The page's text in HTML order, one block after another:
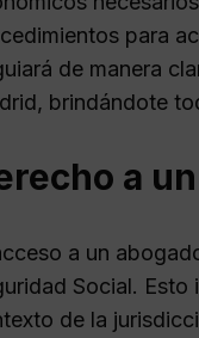
para
de manera
brindándote
a
a un
Social.
de la